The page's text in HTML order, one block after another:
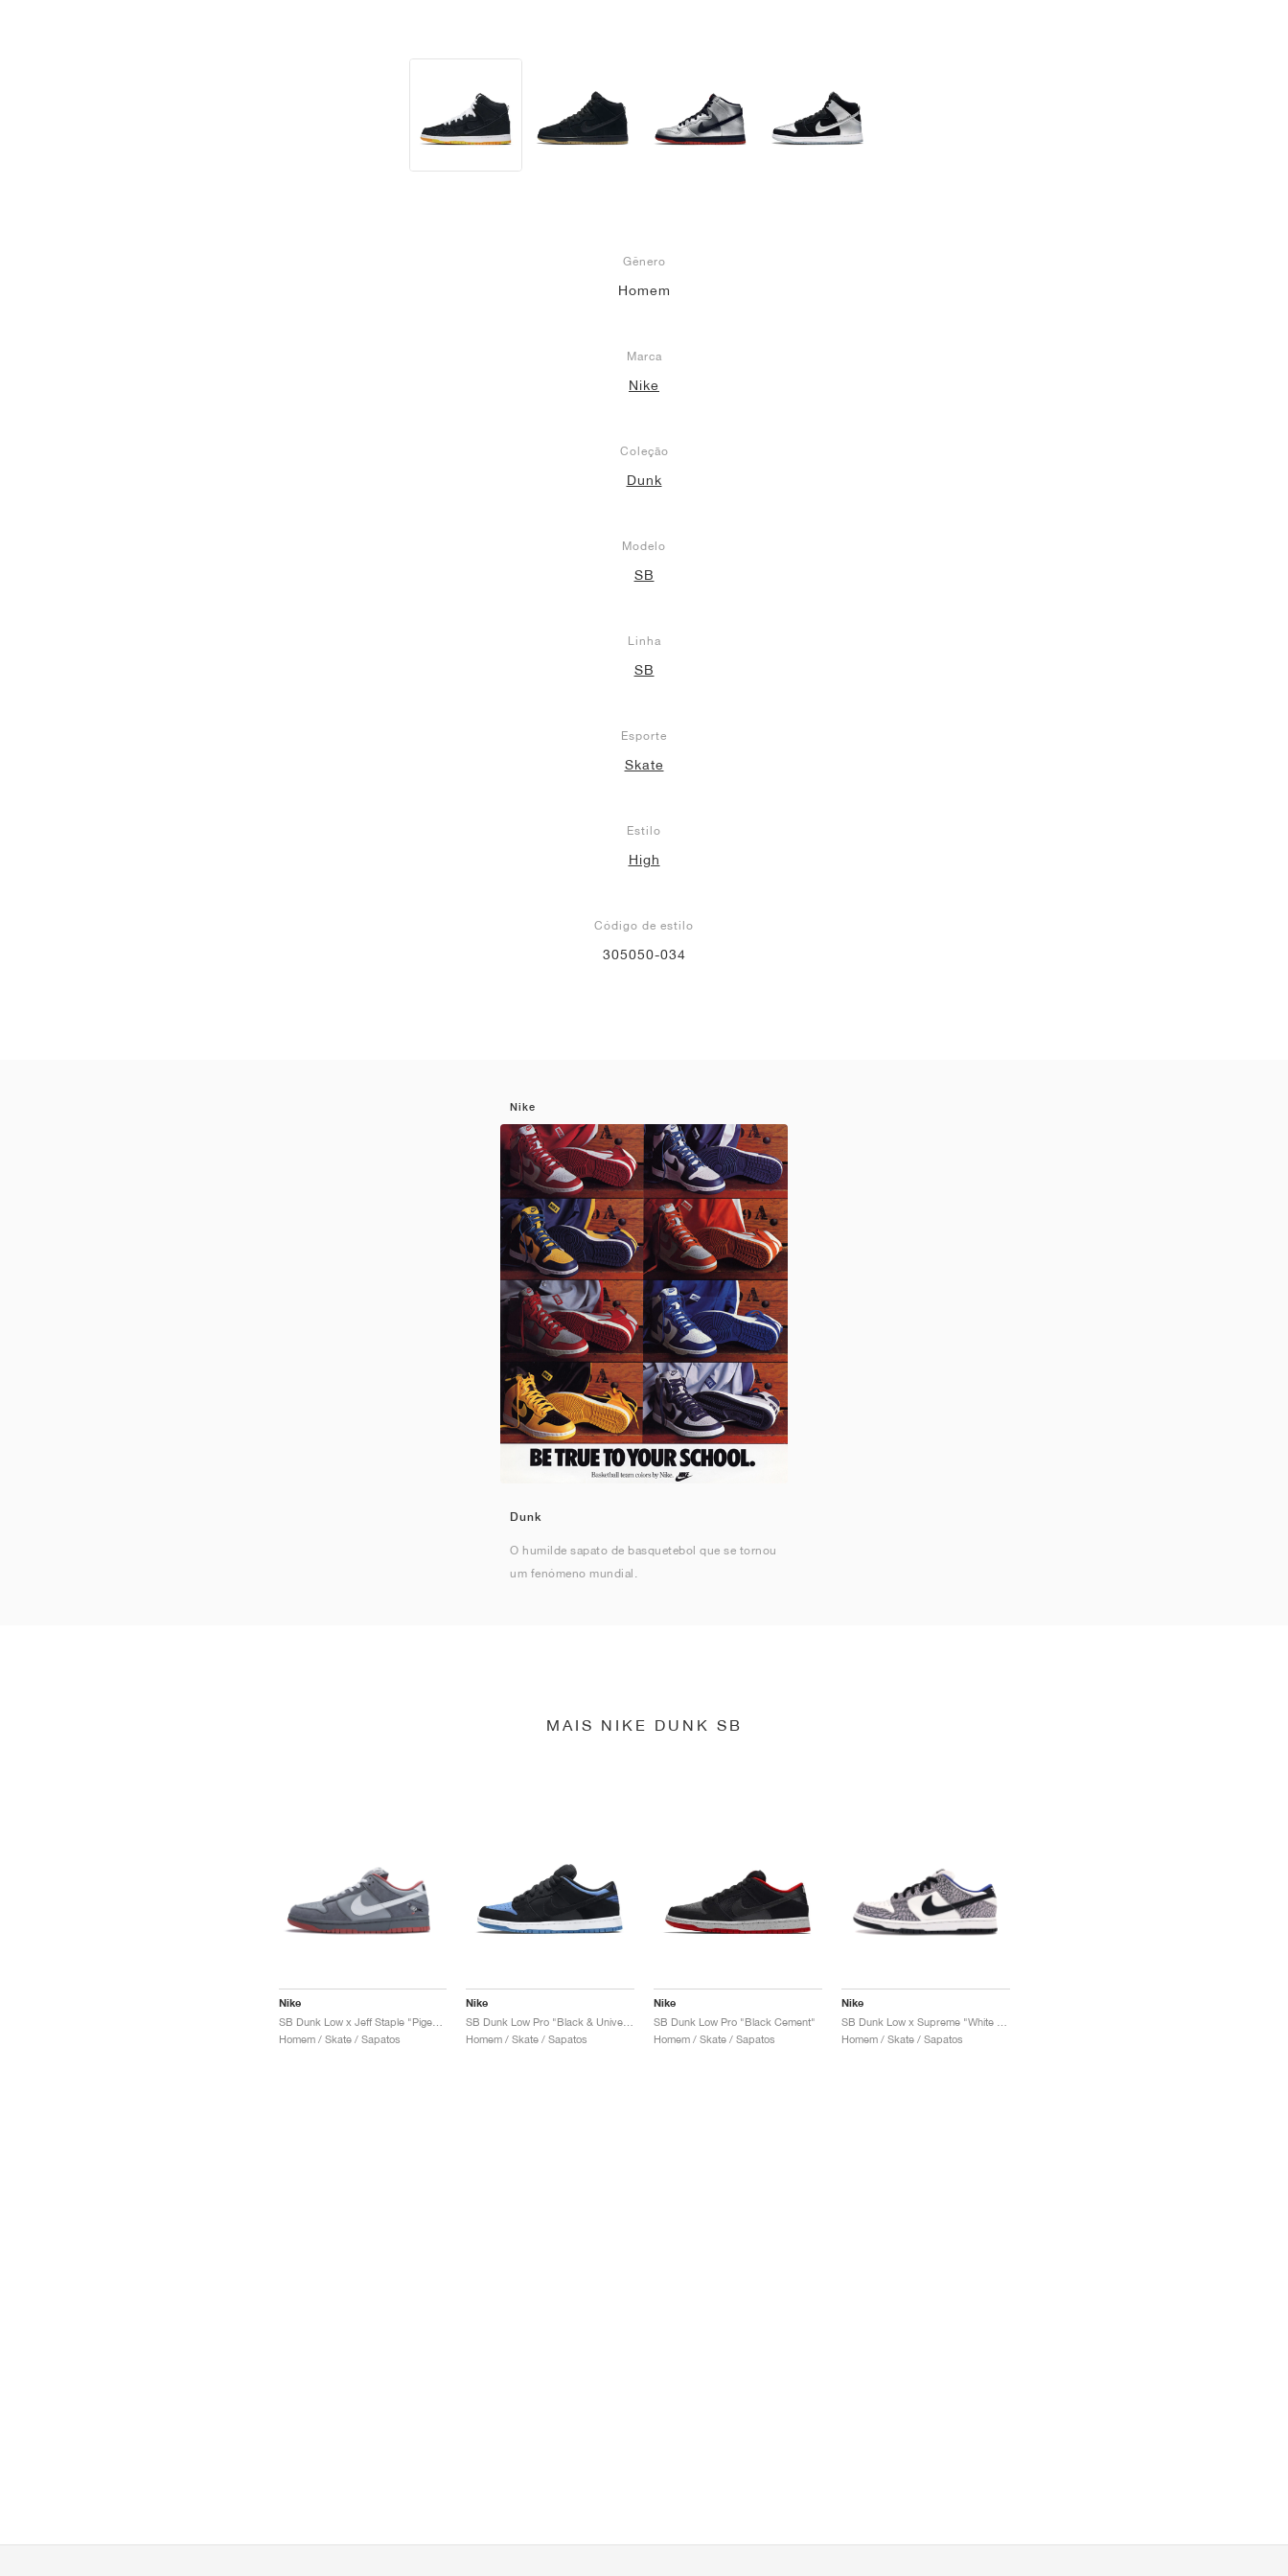
Gênero
Homem
Marca
Nike
Coleção
Dunk
Modelo
SB
Linha
SB
Esporte
Skate
Estilo
High
Código de estilo
305050-034
Nike
Dunk
O humilde sapato de basquetebol que se tornou
um fenómeno mundial.
MAIS NIKE DUNK SB
Nike
SB Dunk Low x Jeff Staple "Pigeon"
Homem / Skate / Sapatos
Nike
Homem / Skate / Sapatos
Nike
SB Dunk Low Pro "Black Cement"
Homem / Skate / Sapatos
Nike
Homem / Skate / Sapatos